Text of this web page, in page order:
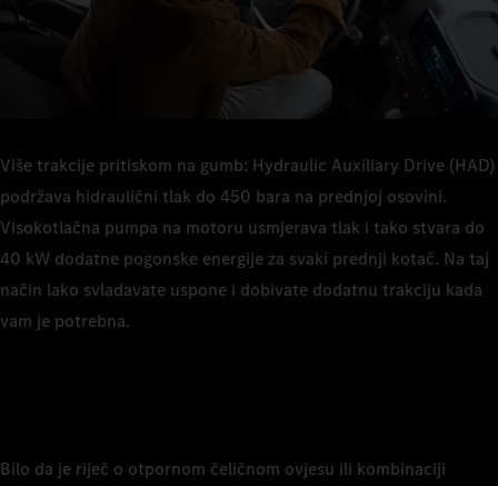
Više trakcije pritiskom na gumb: Hydraulic Auxiliary Drive (HAD)
podržava hidraulični tlak do 450 bara na prednjoj osovini.
Visokotlačna pumpa na motoru usmjerava tlak i tako stvara do
40 kW dodatne pogonske energije za svaki prednji kotač. Na taj
način lako svladavate uspone i dobivate dodatnu trakciju kada
vam je potrebna.
Bilo da je riječ o otpornom čeličnom ovjesu ili kombinaciji